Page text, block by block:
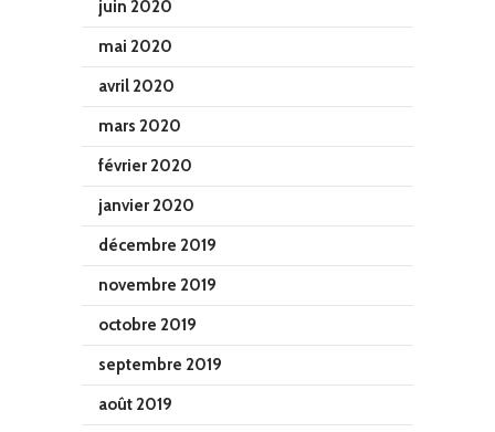
juin 2020
mai 2020
avril 2020
mars 2020
février 2020
janvier 2020
décembre 2019
novembre 2019
octobre 2019
septembre 2019
août 2019